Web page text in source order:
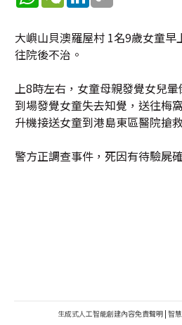
大嶼山貝澳羅屋村 1名9歲女童
往院後不治。
上8時左右，女童母親發覺女兒
到場發覺女童失去知覺，送往梅
升機接送女童到港島東區醫院搶
警方正調查事件，死因有待驗屍
生成式人工智能創建內容免責聲明 | 智